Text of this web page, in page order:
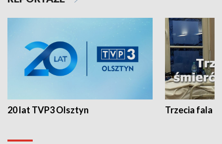
20 lat TVP3 Olsztyn Trzecia fala -